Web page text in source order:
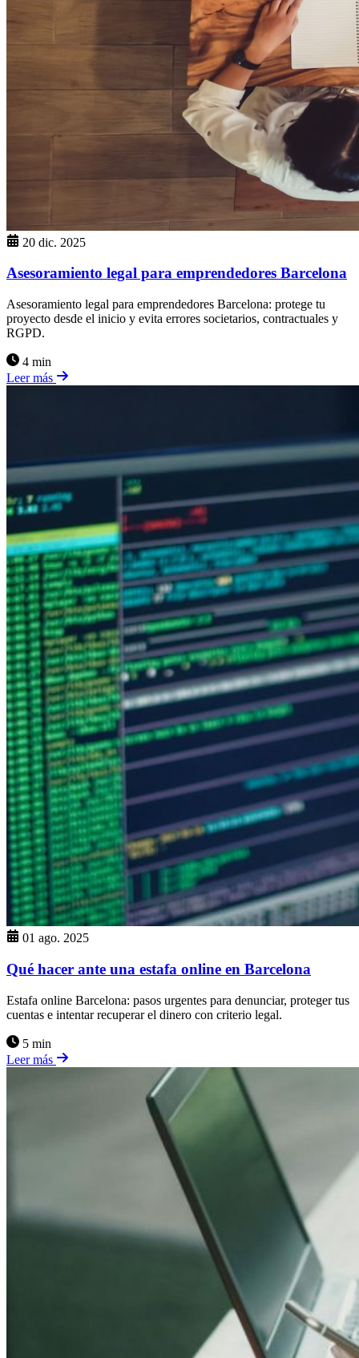
20 dic. 2025
Asesoramiento legal para emprendedores Barcelona
Asesoramiento legal para emprendedores Barcelona: protege tu
proyecto desde el inicio y evita errores societarios, contractuales y
RGPD.
4 min
Leer más
01 ago. 2025
Qué hacer ante una estafa online en Barcelona
Estafa online Barcelona: pasos urgentes para denunciar, proteger tus
cuentas e intentar recuperar el dinero con criterio legal.
5 min
Leer más